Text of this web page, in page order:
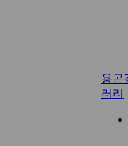
용곤
러리